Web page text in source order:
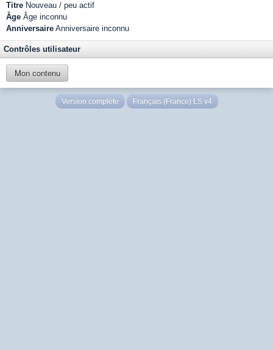
Titre Nouveau / peu actif
Âge Âge inconnu
Anniversaire Anniversaire inconnu
Contrôles utilisateur
Mon contenu
Version complète Français (France) LS v4